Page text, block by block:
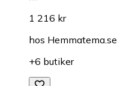
1 216 kr
hos Hemmatema.se
+6 butiker